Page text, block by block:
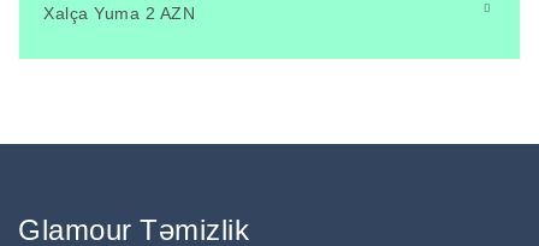
Xalça Yuma 2 AZN
Glamour Təmizlik